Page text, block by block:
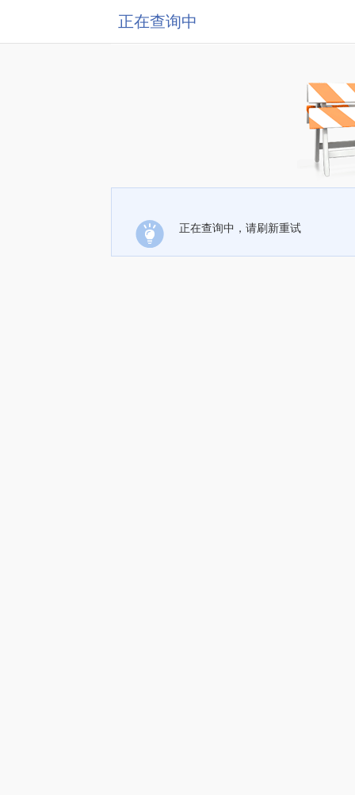
正在查询中
正在查询中，请刷新重试